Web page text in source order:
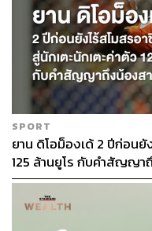
SPORT
ยาน ดิโอม็องเด้ 2 ปีก่อนยั
125 ล้านยูโร กับคำสัญญ